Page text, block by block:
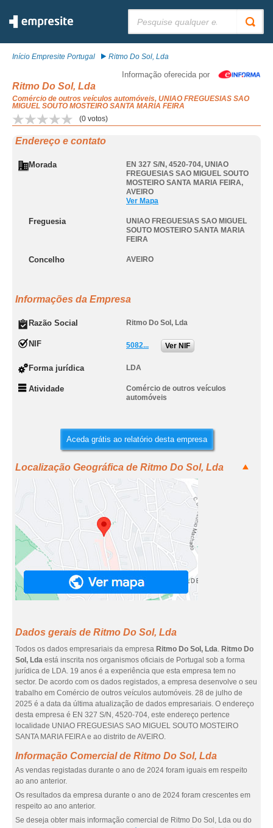
Início Empresite Portugal Ritmo Do Sol, Lda
Informação oferecida por
Ritmo Do Sol, Lda
Comércio de outros veículos automóveis, UNIAO FREGUESIAS SAO
MIGUEL SOUTO MOSTEIRO SANTA MARIA FEIRA
(0 votos)
Endereço e contato
Morada EN 327 S/N, 4520-704, UNIAO
FREGUESIAS SAO MIGUEL SOUTO
MOSTEIRO SANTA MARIA FEIRA,
AVEIRO
Ver Mapa
Freguesia
UNIAO FREGUESIAS SAO MIGUEL
SOUTO MOSTEIRO SANTA MARIA
FEIRA
Concelho AVEIRO
Informações da Empresa
Razão Social Ritmo Do Sol, Lda
NIF 5082... Ver NIF
Forma jurídica LDA
Atividade
Comércio de outros veículos
automóveis
Aceda grátis ao relatório desta empresa
Localização Geográfica de Ritmo Do Sol, Lda
Dados gerais de Ritmo Do Sol, Lda
Todos os dados empresariais da empresa Ritmo Do Sol, Lda. Ritmo Do
Sol, Lda está inscrita nos organismos oficiais de Portugal sob a forma
jurídica de LDA. 19 anos é a experiência que esta empresa tem no
sector. De acordo com os dados registados, a empresa desenvolve o seu
trabalho em Comércio de outros veículos automóveis. 28 de julho de
2025 é a data da última atualização de dados empresariais. O endereço
desta empresa é EN 327 S/N, 4520-704, este endereço pertence
localidade UNIAO FREGUESIAS SAO MIGUEL SOUTO MOSTEIRO
SANTA MARIA FEIRA e ao distrito de AVEIRO.
Informação Comercial de Ritmo Do Sol, Lda
As vendas registadas durante o ano de 2024 foram iguais em respeito
ao ano anterior.
Os resultados da empresa durante o ano de 2024 foram crescentes em
respeito ao ano anterior.
Se deseja obter mais informação comercial de Ritmo Do Sol, Lda ou do